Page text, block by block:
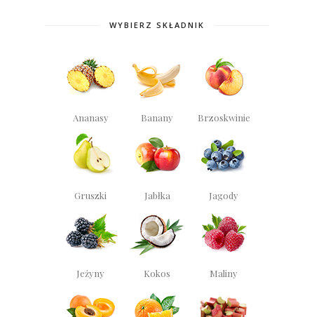
WYBIERZ SKŁADNIK
Ananasy Banany Brzoskwinie
Gruszki Jabłka Jagody
Jeżyny Kokos Maliny